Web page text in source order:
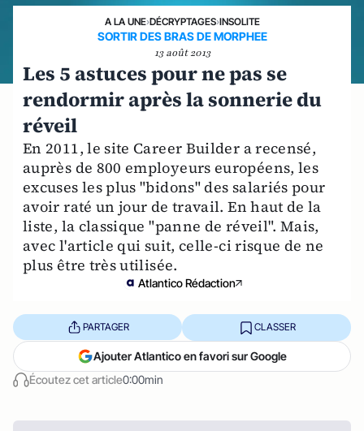
A LA UNE›DÉCRYPTAGES›INSOLITE
SORTIR DES BRAS DE MORPHEE
13 août 2013
Les 5 astuces pour ne pas se
rendormir après la sonnerie du
En 2011, le site Career Builder a recensé,
auprès de 800 employeurs européens, les
excuses les plus "bidons" des salariés pour
avoir raté un jour de travail. En haut de la
liste, la classique "panne de réveil". Mais,
avec l'article qui suit, celle-ci risque de ne
plus être très utilisée.
Atlantico Rédaction
Écoutez cet article0:00min
PARTAGER CLASSER
Ajouter Atlantico en favori sur Google